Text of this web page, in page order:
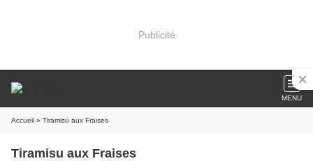
Publicité
MENU
Accueil » Tiramisu aux Fraises
Tiramisu aux Fraises